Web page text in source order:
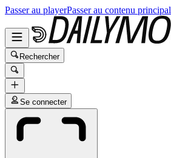
Passer au playerPasser au contenu principal
Rechercher
Se connecter